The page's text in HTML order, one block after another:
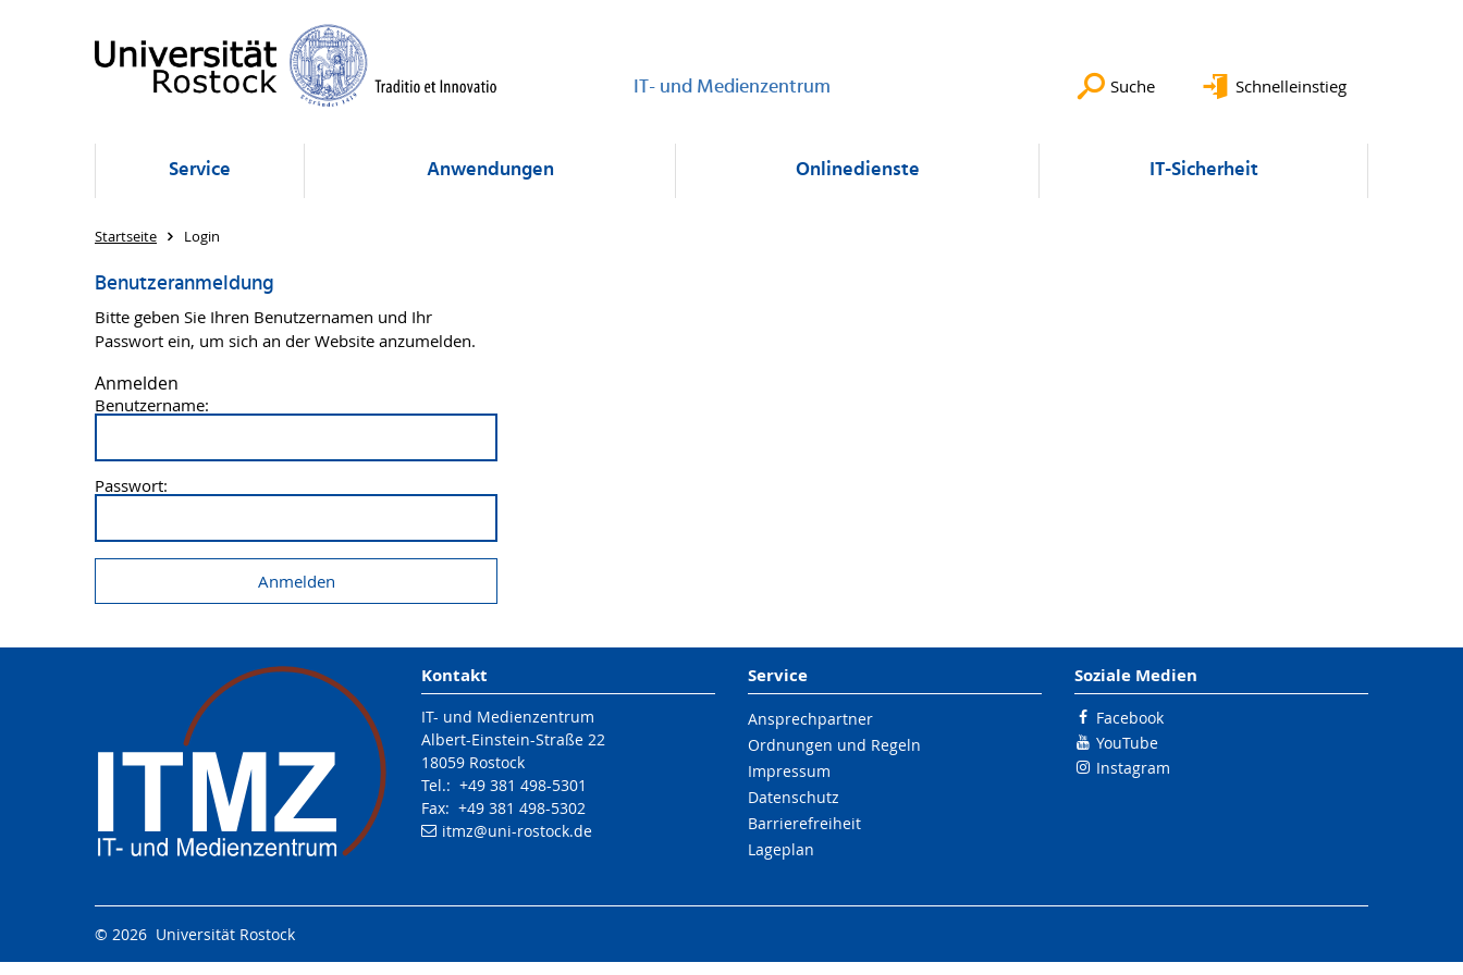
IT- und Medienzentrum Suche Schnelleinstieg
Service Anwendungen Onlinedienste IT-Sicherheit
Startseite Login
Benutzeranmeldung
Bitte geben Sie Ihren Benutzernamen und Ihr
Passwort ein, um sich an der Website anzumelden.
Anmelden
Benutzername:
Passwort:
Kontakt
IT- und Medienzentrum
Albert-Einstein-Straße 22
18059 Rostock
Tel.: +49 381 498-5301
Fax: +49 381 498-5302
itmz@uni-rostock.de
Service
Ansprechpartner
Ordnungen und Regeln
Impressum
Datenschutz
Barrierefreiheit
Lageplan
Soziale Medien
Facebook
YouTube
Instagram
© 2026 Universität Rostock